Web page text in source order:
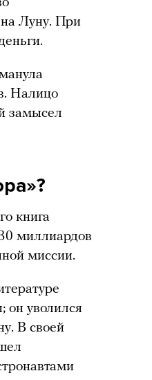
на Луну. При
Налицо
замысел
книга
миллиардов
миссии.
он уволился
В своей